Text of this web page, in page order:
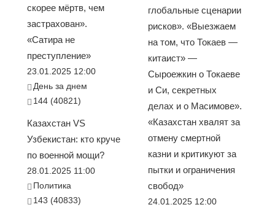
скорее мёртв, чем
застрахован».
«Сатира не
преступление»
23.01.2025 12:00
День за днем
144 (40821)
Казахстан VS
Узбекистан: кто круче
по военной мощи?
28.01.2025 11:00
Политика
143 (40833)
глобальные сценарии
рисков». «Выезжаем
на том, что Токаев —
китаист» —
Сыроежкин о Токаеве
и Си, секретных
делах и о Масимове».
«Казахстан хвалят за
отмену смертной
казни и критикуют за
пытки и ограничения
свобод»
24.01.2025 12:00